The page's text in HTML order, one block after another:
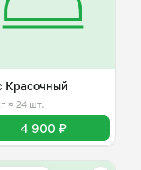
Красочный
≈ 24 шт.
4 900 ₽